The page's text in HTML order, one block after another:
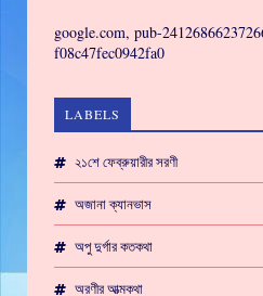
google.com, pub-
f08c47fec0942fa0
LABELS
২১শে ফেব্রুয়ারীর সরণী
অজানা ক্যানভাস
অপু দুর্গার কতকথা
অরণীর আত্মকথা